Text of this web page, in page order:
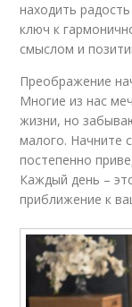
находить
ключ к
смыслом и
Преображение
Многие из нас
жизни, но
малого. Начните
постепенно
Каждый день –
приближение к